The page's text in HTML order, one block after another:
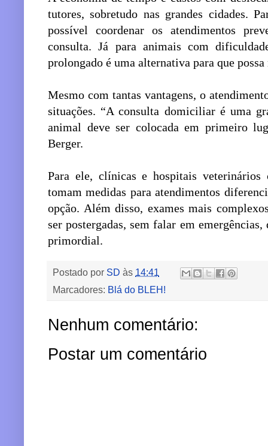
tutores, sobretudo nas grandes cidades.
possível coordenar os atendimentos
consulta. Já para animais com
prolongado é uma alternativa para que
Mesmo com tantas vantagens, o
situações. “A consulta domiciliar é uma
animal deve ser colocada em primeiro
Berger.
Para ele, clínicas e hospitais veterinários
tomam medidas para atendimentos
opção. Além disso, exames mais
ser postergadas, sem falar em
primordial.
Postado por SD às 14:41
Marcadores: Blá do BLEH!
Nenhum comentário:
Postar um comentário